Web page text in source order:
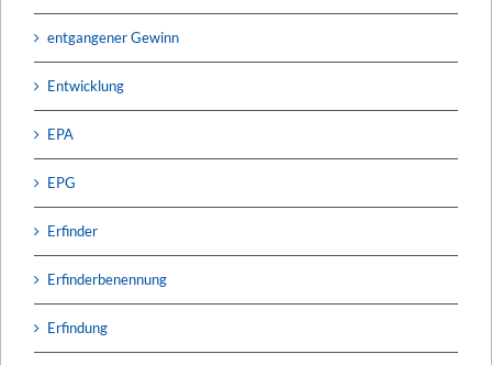
entgangener Gewinn
Entwicklung
EPA
EPG
Erfinder
Erfinderbenennung
Erfindung